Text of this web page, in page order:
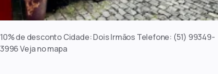
10% de desconto Cidade: Dois Irmãos Telefone: (51) 99349-
3996 Veja no mapa